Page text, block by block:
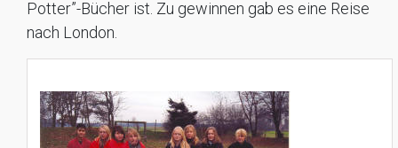
Potter”-Bücher ist. Zu gewinnen gab es eine Reise
nach London.